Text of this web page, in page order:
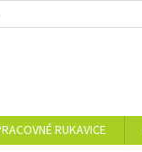
ÚDAJOV
RUKAVICE